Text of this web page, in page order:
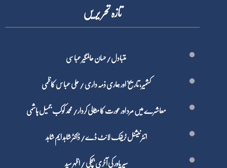
تازہ تحر یر یں
متبادل/ حسان عالمگیر عباسی
کشمیر، تاریخ اور ہماری ذمہ داری / علی عباس کاظمی
معاشرے میں مرد اور عورت کا مثالی کردار/ محمد کوکب جمیل ہاشمی
انٹرنیشنل ٹریفک لائٹ ڈے/ ڈاکٹر شاہد ایم شاہد
سپر پاور کی آخری ہچکی / اظہر سید